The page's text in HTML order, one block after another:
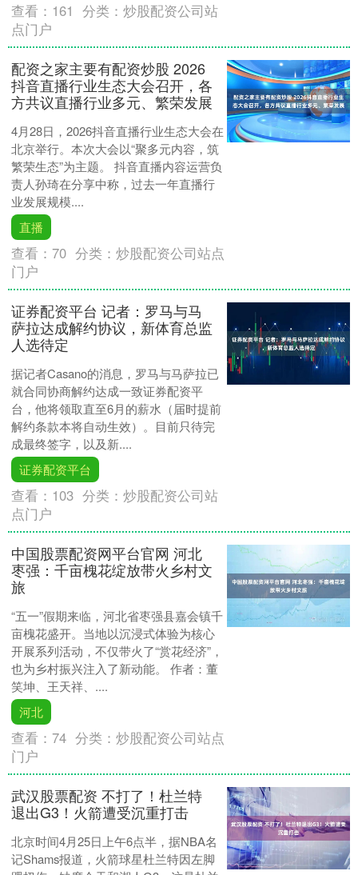
查看： 161 分类：炒股配资公司站
点门户
配资之家主要有配资炒股 2026
抖音直播行业生态大会召开，各
方共议直播行业多元、繁荣发展
4月28日，2026抖音直播行业生态大会在
北京举行。本次大会以“聚多元内容，筑
繁荣生态”为主题。 抖音直播内容运营负
责人孙琦在分享中称，过去一年直播行
业发展规模....
直播
查看：70 分类：炒股配资公司站点
门户
证券配资平台 记者：罗马与马
萨拉达成解约协议，新体育总监
人选待定
据记者Casano的消息，罗马与马萨拉已
就合同协商解约达成一致证券配资平
台，他将领取直至6月的薪水（届时提前
解约条款本将自动生效）。目前只待完
成最终签字，以及新....
证券配资平台
查看： 103 分类：炒股配资公司站
点门户
中国股票配资网平台官网 河北
枣强：千亩槐花绽放带火乡村文
旅
“五一”假期来临，河北省枣强县嘉会镇千
亩槐花盛开。当地以沉浸式体验为核心
开展系列活动，不仅带火了“赏花经济”，
也为乡村振兴注入了新动能。 作者：董
笑坤、王天祥、....
河北
查看：74 分类：炒股配资公司站点
门户
武汉股票配资 不打了！杜兰特
退出G3！火箭遭受沉重打击
北京时间4月25日上午6点半，据NBA名
记Shams报道，火箭球星杜兰特因左脚